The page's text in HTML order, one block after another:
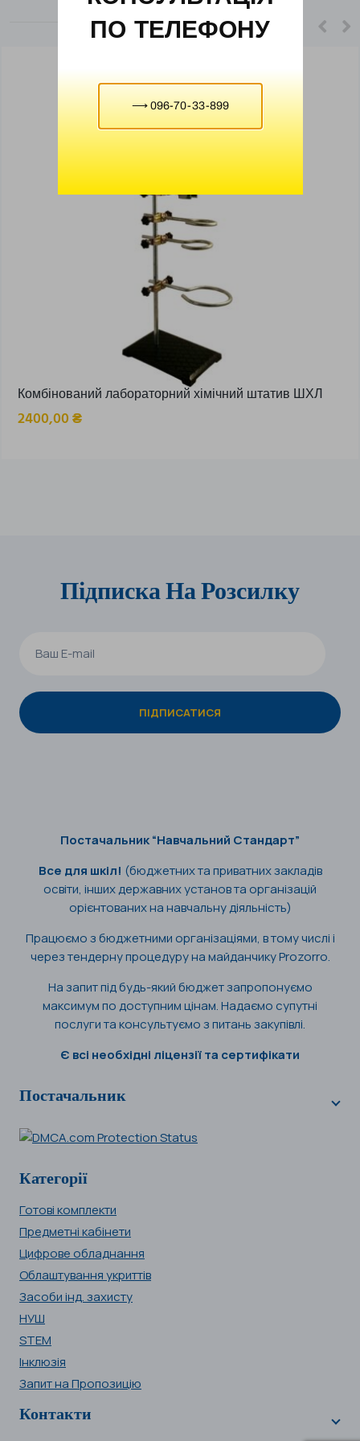
Комбінований лабораторний хімічний штатив ШХЛ
2400,00₴
Підписка На Розсилку
Постачальник “Навчальний Стандарт”
Все для шкіл! (бюджетних та приватних закладів
освіти, інших державних установ та організацій
орієнтованих на навчальну діяльність)
Працюємо з бюджетними організаціями, в тому числі і
через тендерну процедуру на майданчику Prozorro.
На запит під будь-який бюджет запропонуємо
максимум по доступним цінам. Надаємо супутні
послуги та консультуємо з питань закупівлі.
Є всі необхідні ліцензії та сертифікати
Постачальник
Категорії
Готові комплекти
Предметні кабінети
Цифрове обладнання
Облаштування укриттів
Засоби інд. захисту
НУШ
STEM
Інклюзія
Запит на Пропозицію
Контакти
ПО ТЕЛЕФОНУ
⟶ 096-70-33-899